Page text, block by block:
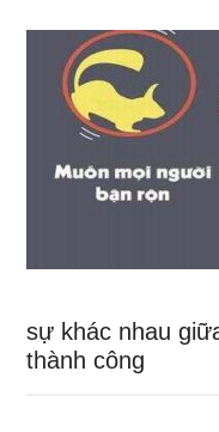
sự khác nhau
thành công